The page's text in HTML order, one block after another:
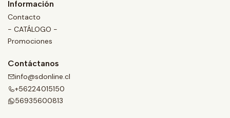
Información
Contacto
- CATÁLOGO -
Promociones
Contáctanos
info@sdonline.cl
+56224015150
56935600813